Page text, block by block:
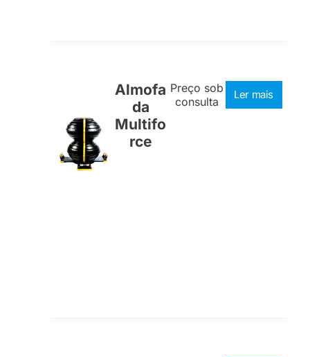
Almofa
da
Multifo
rce
Preço sob
consulta
Ler mais